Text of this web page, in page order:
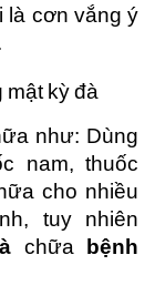
là cơn vắng ý
mật kỳ đà
như: Dùng
nam, thuốc
cho nhiều
tuy nhiên
chữa
bệnh